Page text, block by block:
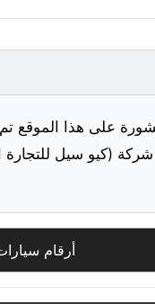
على هذا الموقع
(كيو سيل
أرقام